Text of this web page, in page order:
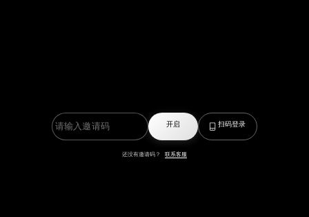
开启 扫码登录
还没有邀请码？ 联系客服